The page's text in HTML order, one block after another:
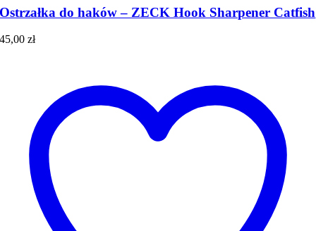
Ostrzałka do haków – ZECK Hook Sharpener Catfish
45,00zł